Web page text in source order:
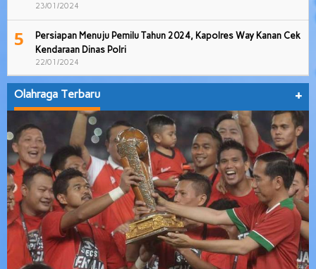
23/01/2024
5
Persiapan Menuju Pemilu Tahun 2024, Kapolres Way Kanan Cek
Kendaraan Dinas Polri
22/01/2024
Olahraga Terbaru +